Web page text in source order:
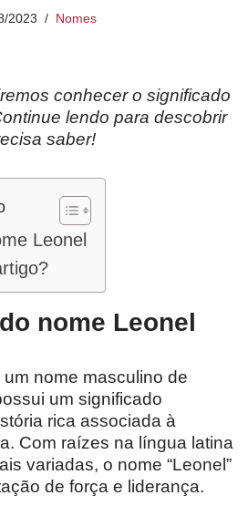
2023 Nomes
conhecer o significado
lendo para descobrir
saber!
Leonel
nome Leonel
um nome masculino de
um significado
rica associada à
Com raízes na língua latina
variadas, o nome “Leonel”
de força e liderança.